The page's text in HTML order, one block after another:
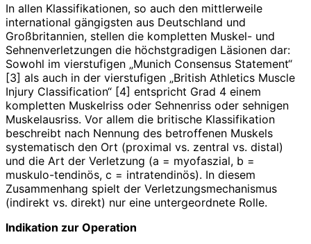
In allen Klassifikationen, so auch den mittlerweile
international gängigsten aus Deutschland und
Großbritannien, stellen die kompletten Muskel- und
Sehnenverletzungen die höchstgradigen Läsionen dar:
Sowohl im vierstufigen „Munich Consensus Statement“
[3] als auch in der vierstufigen „British Athletics Muscle
Injury Classification“ [4] entspricht Grad 4 einem
kompletten Muskelriss oder Sehnenriss oder sehnigen
Muskelausriss. Vor allem die britische Klassifikation
beschreibt nach Nennung des betroffenen Muskels
systematisch den Ort (proximal vs. zentral vs. distal)
und die Art der Verletzung (a = myofas­zial, b =
muskulo-tendinös, c = intratendinös). In diesem
Zusammenhang spielt der Verletzungsmechanismus
(indirekt vs. direkt) nur eine untergeordnete Rolle.
Indikation zur Operation